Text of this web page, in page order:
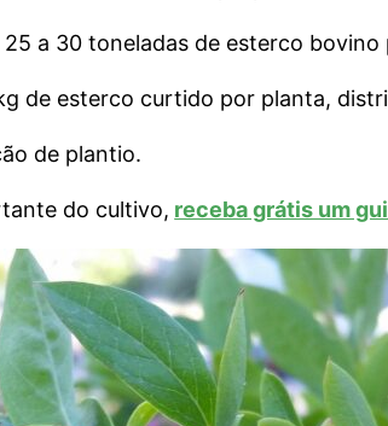
a 30 toneladas de esterco bovino
de esterco curtido por planta,
de plantio.
do cultivo, receba grátis um